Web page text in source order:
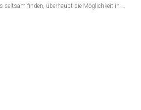
seltsam finden, überhaupt die Möglichkeit in …